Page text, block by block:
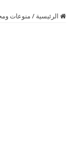
الرئيسية / منوعات